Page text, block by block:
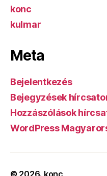
konc
kulmar
Meta
Bejelentkezés
Bejegyzések
Hozzászólások
WordPress